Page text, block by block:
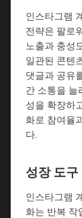
인스타그램
전략은 팔로
노출과 충성
일관된 콘텐
댓글과 공유
간 소통을 늘
성을 확장하
화로 참여율
다.
성장 도
인스타그램
화는 반복 작